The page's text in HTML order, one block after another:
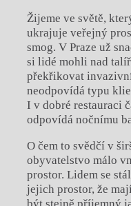
Žijeme ve světě,
ukrajuje veřejný
smog. V Praze už
si lidé mohli nad
překřikovat
neodpovídá typu
I v dobré restauraci
odpovídá nočnímu
O čem to svědčí v
obyvatelstvo málo
prostor. Lidem se
jejich prostor, že